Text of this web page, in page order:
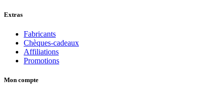
Extras
Fabricants
Chèques-cadeaux
Affiliations
Promotions
Mon compte